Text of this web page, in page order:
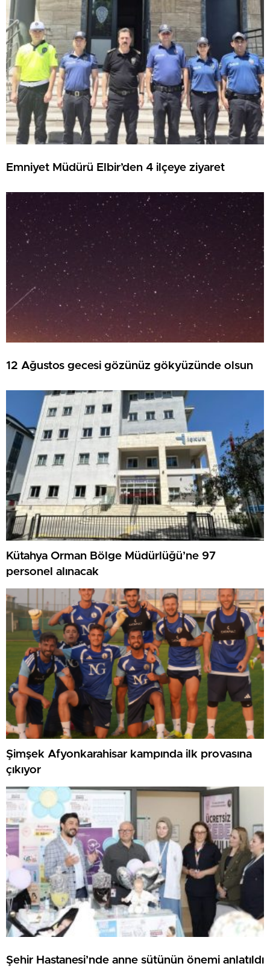
Emniyet Müdürü Elbir’den 4 ilçeye ziyaret
12 Ağustos gecesi gözünüz gökyüzünde olsun
Kütahya Orman Bölge Müdürlüğü’ne 97
personel alınacak
Şimşek Afyonkarahisar kampında ilk provasına
çıkıyor
Şehir Hastanesi’nde anne sütünün önemi anlatıldı